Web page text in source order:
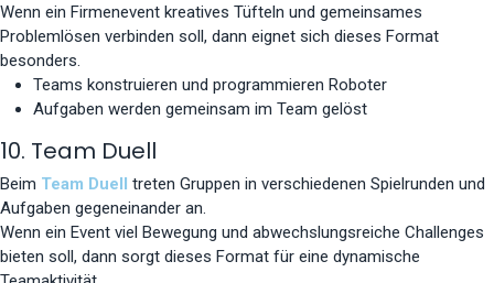
Wenn ein Firmenevent kreatives Tüfteln und gemeinsames
Problemlösen verbinden soll, dann eignet sich dieses Format
besonders.
Teams konstruieren und programmieren Roboter
Aufgaben werden gemeinsam im Team gelöst
10. Team Duell
Beim Team Duell treten Gruppen in verschiedenen Spielrunden und
Aufgaben gegeneinander an.
Wenn ein Event viel Bewegung und abwechslungsreiche Challenges
bieten soll, dann sorgt dieses Format für eine dynamische